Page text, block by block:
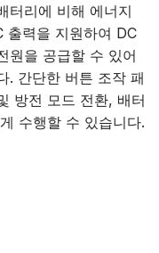
터리에 비해 에너지
출력을 지원하여 DC
원을 공급할 수 있어
. 간단한 버튼 조작 패
방전 모드 전환, 배터
수행할 수 있습니다.